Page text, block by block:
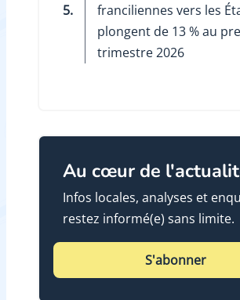
5.
franciliennes vers les
plongent de 13 % au
trimestre 2026
Au cœur de
Infos locales, analyses et
restez informé(e) sans limite.
S'abonner